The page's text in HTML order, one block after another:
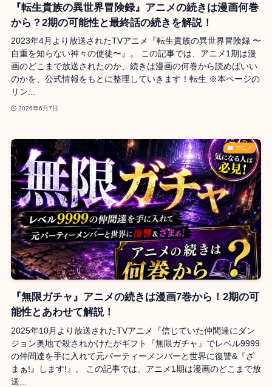
『転生貴族の異世界冒険録』アニメの続きは漫画何巻
から？2期の可能性と最終話の続きを解説！
2023年4月より放送されたTVアニメ『転生貴族の異世界冒険録 〜
自重を知らない神々の使徒〜』。 この記事では、アニメ1期は漫
画のどこまで放送されたのか、続きは漫画の何巻から読めばいい
のかを、公式情報をもとに整理していきます！転生 ※本ページの
リン...
2026年6月7日
アニメ
『無限ガチャ』アニメの続きは漫画7巻から！2期の可
能性とあわせて解説！
2025年10月より放送されたTVアニメ『信じていた仲間達にダン
ジョン奥地で殺されかけたがギフト『無限ガチャ』でレベル9999
の仲間達を手に入れて元パーティーメンバーと世界に復讐&『ざ
まぁ!』します!』。 この記事では、アニメ1期は漫画のどこまで放
送...